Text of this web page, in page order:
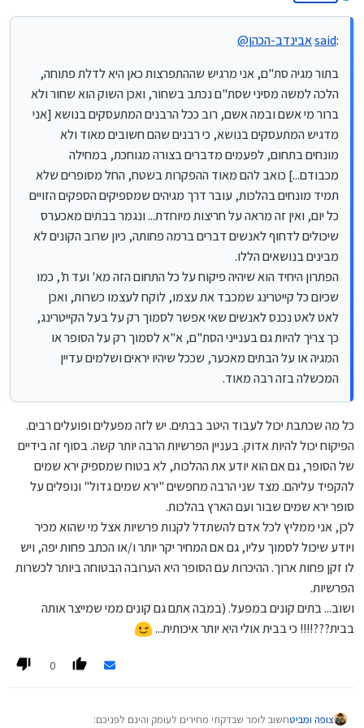
להם מאוד ההפקרות בשטח, החל מסופרים שלא תמיד מונחים
מראה על חריצות מיוחדת... ונגמר בבתים מאכערס שיכולים לדחוף
לאנשים דברים ברמה פחותה, כיון שרוב הקונים לא מבינים בנושאים
הללו.
הפתרון היחיד הוא שיהיה פיקוח על כל התחום הזה מא' ועד ת', כמו
שכיום כל קייטרינג שמכבד את עצמו, לוקח לעצמו כשרות, ואכן לאט
לאט נכנס לאנשים שאי אפשר לסמוך רק על בעל הקייטרינג, כך
צריך להיות גם בענייני הסת"ם, א"א לסמוך רק על הסופר או המגיה
או על הבתים מאכער, שככל שיהיו יראים ושלמים עדיין המכשלה בזה
רבה מאוד.
מנותק
@אבינדב-הכהןsaid:
בתור מגיה סת"ם, אני מרגיש שההתפרצות כאן היא לדלת פתוחה,
הלכה למשה מסיני שסת"ם נכתב בשחור, ואכן השוק הוא שחור ולא
ברור מי אשם ובמה אשם, רוב ככל הרבנים המתעסקים בנושא [אני
מדגיש המתעסקים בנושא, כי רבנים שהם חשובים מאוד ולא
מונחים בתחום, לפעמים מדברים בצורה מגוחכת, במחילה
מכבודם...] כואב להם מאוד ההפקרות בשטח, החל מסופרים שלא
תמיד מונחים בהלכות, עובר דרך מגיהים שמספיקים הספקים הזויים
כל יום, ואין זה מראה על חריצות מיוחדת... ונגמר בבתים מאכערס
שיכולים לדחוף לאנשים דברים ברמה פחותה, כיון שרוב הקונים לא
מבינים בנושאים הללו.
הפתרון היחיד הוא שיהיה פיקוח על כל התחום הזה מא' ועד ת', כמו
שכיום כל קייטרינג שמכבד את עצמו, לוקח לעצמו כשרות, ואכן
לאט לאט נכנס לאנשים שאי אפשר לסמוך רק על בעל הקייטרינג,
כך צריך להיות גם בענייני הסת"ם, א"א לסמוך רק על הסופר או
המגיה או על הבתים מאכער, שככל שיהיו יראים ושלמים עדיין
המכשלה בזה רבה מאוד.
כל מה שכתבת יכול לעבוד היטב בבתים. יש לזה מפעלים ופועלים רבים.
הפיקוח יכול להיות אדוק. בעניין הפרשיות הרבה יותר קשה. בסוף זה בידיים
של הסופר, גם אם הוא יודע את ההלכות, לא בטוח שמספיק ירא שמים
להקפיד עליהם. מצד שני הרבה מחפשים "ירא שמים גדול" ונופלים על
סופר ירא שמים שבור ועם הארץ בהלכות.
לכן, אני ממליץ לכל אדם להשתדל לקנות פרשיות אצל מי שהוא מכיר
ויודע שיכול לסמוך עליו, גם אם המחיר יקר יותר ו/או הכתב פחות יפה, ויש
לו זקן פחות ארוך. ההיכרות עם הסופר היא הערובה הבטוחה ביותר לכשרות
הפרשיות.
ושוב... בתים קונים במפעל. (במבה אתם גם קונים ממי שמייצר אותה
בבית???!!!! כי בבית אולי היא יותר איכותית...
0
צופה ומביטחשוב לומר שבדקתי מחירים לעומק והינם לפניכם: